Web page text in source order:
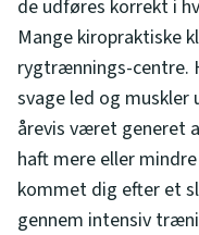
de udføres korrekt i
Mange kiropraktiske
rygtrænnings-centre.
svage led og muskler
årevis været generet
haft mere eller
kommet dig efter et
gennem intensiv